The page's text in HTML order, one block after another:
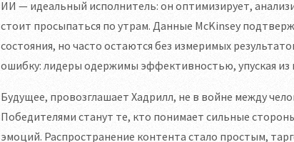
ИИ — идеальный исполнитель: он оптимизирует,
стоит просыпаться по утрам. Данные McKinsey
состояния, но часто остаются без измеримых
ошибку: лидеры одержимы эффективностью, упуская из
Будущее, провозглашает Хадрилл, не в войне между
Победителями станут те, кто понимает сильные
эмоций. Распространение контента стало простым,